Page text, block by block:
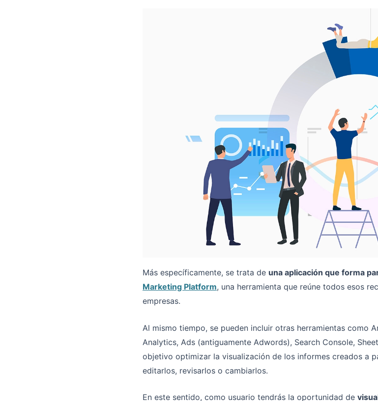
Más específicamente, se trata de una aplicación que forma
Marketing Platform, una herramienta que reúne todos esos
empresas.
Al mismo tiempo, se pueden incluir otras herramientas como
Analytics, Ads (antiguamente Adwords), Search Console,
objetivo optimizar la visualización de los informes creados a
editarlos, revisarlos o cambiarlos.
En este sentido, como usuario tendrás la oportunidad de